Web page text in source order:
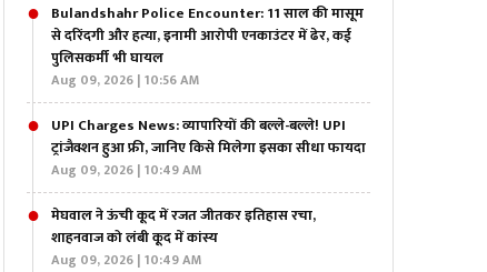
Bulandshahr Police Encounter: 11 साल की मासूम
से दरिंदगी और हत्या, इनामी आरोपी एनकाउंटर में ढेर, कई
पुलिसकर्मी भी घायल
Aug 09, 2026 | 10:56 AM
UPI Charges News: व्यापारियों की बल्ले-बल्ले! UPI
ट्रांजैक्शन हुआ फ्री, जानिए किसे मिलेगा इसका सीधा फायदा
Aug 09, 2026 | 10:49 AM
मेघवाल ने ऊंची कूद में रजत जीतकर इतिहास रचा,
शाहनवाज को लंबी कूद में कांस्य
Aug 09, 2026 | 10:49 AM